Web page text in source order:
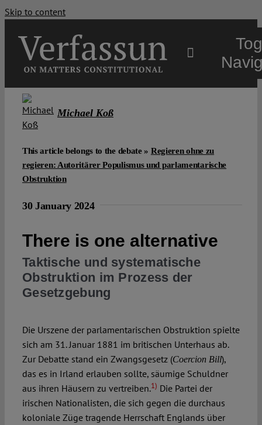
Skip to content
Michael Koß
This article belongs to the debate » Regieren ohne zu
regieren: Autoritärer Populismus und parlamentarische
Obstruktion
30 January 2024
There is one alternative
Taktische und systematische
Obstruktion im Prozess der
Gesetzgebung
Die Urszene der parlamentarischen Obstruktion spielte
sich am 31. Januar 1881 im britischen Unterhaus ab.
Zur Debatte stand ein Zwangsgesetz (Coercion Bill),
das es in Irland erlauben sollte, säumige Schuldner
aus ihren Häusern zu vertreiben.1) Die Partei der
irischen Nationalisten, die sich gegen die durchaus
koloniale Züge tragende Herrschaft Englands über